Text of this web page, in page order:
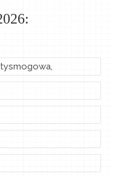
Antysmogowa,